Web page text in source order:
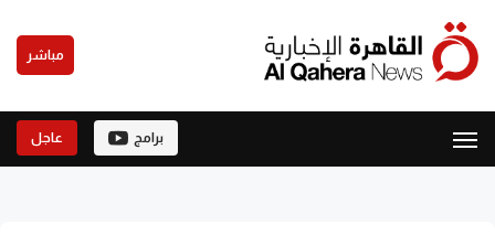
مباشر
برامج عاجل